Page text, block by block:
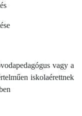
vagy a
iskolaérettnek